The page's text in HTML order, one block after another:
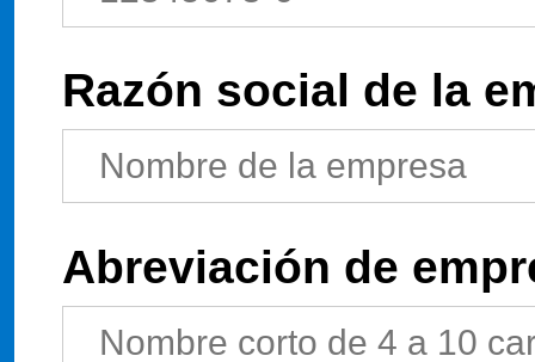
Razón social de la
Abreviación de